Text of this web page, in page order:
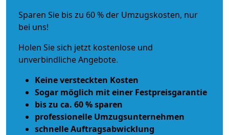
Sparen Sie bis zu 60 % der Umzugskosten, nur
bei uns!
Holen Sie sich jetzt kostenlose und
unverbindliche Angebote.
Keine versteckten Kosten
Sogar möglich mit einer Festpreisgarantie
bis zu ca. 60 % sparen
professionelle Umzugsunternehmen
schnelle Auftragsabwicklung